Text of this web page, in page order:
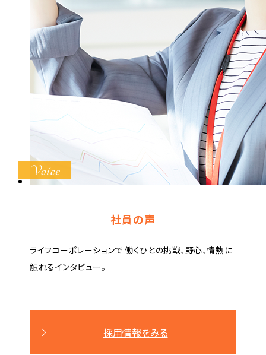
社員の声
ライフコーポレーションで 働くひとの挑戦、野心、情熱に
触れるインタビュー。
採用情報をみる